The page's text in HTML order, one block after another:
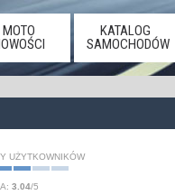
MOTO
KATALOG
SAMOCHODÓW
UŻYTKOWNIKÓW
3.04/5